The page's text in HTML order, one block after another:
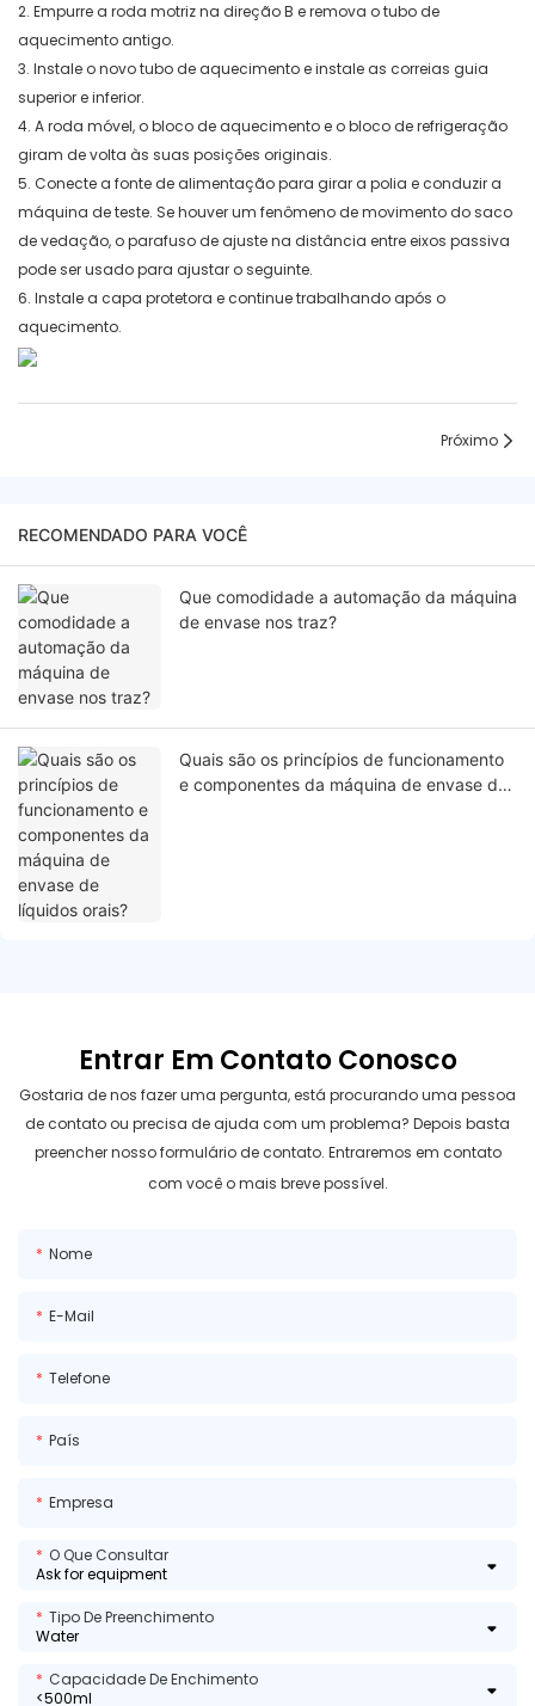
2. Empurre a roda motriz na direção B e remova o tubo de
aquecimento antigo.
3. Instale o novo tubo de aquecimento e instale as correias guia
superior e inferior.
4. A roda móvel, o bloco de aquecimento e o bloco de refrigeração
giram de volta às suas posições originais.
5. Conecte a fonte de alimentação para girar a polia e conduzir a
máquina de teste. Se houver um fenômeno de movimento do saco
de vedação, o parafuso de ajuste na distância entre eixos passiva
pode ser usado para ajustar o seguinte.
6. Instale a capa protetora e continue trabalhando após o
aquecimento.
Próximo
RECOMENDADO PARA VOCÊ
Que comodidade a automação da máquina
de envase nos traz?
Quais são os princípios de funcionamento
e componentes da máquina de envase de
Entrar Em Contato Conosco
Gostaria de nos fazer uma pergunta, está procurando uma pessoa
de contato ou precisa de ajuda com um problema? Depois basta
preencher nosso formulário de contato. Entraremos em contato
com você o mais breve possível.
Nome
E-Mail
Telefone
País
Empresa
O Que Consultar
Tipo De Preenchimento
Capacidade De Enchimento